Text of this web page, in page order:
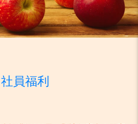
社員福利